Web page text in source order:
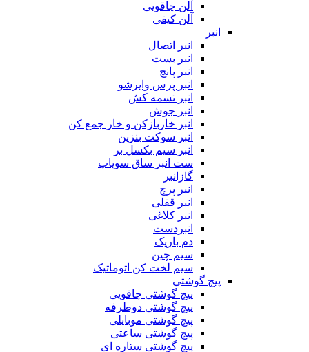
آلن چاقویی
آلن کیفی
انبر
انبر اتصال
انبر بست
انبر پانچ
انبر پرس وایرشو
انبر تسمه کش
انبر جوش
انبر خاربازکن و خار جمع کن
انبر سوکت بنزین
انبر سیم بکسل بر
ست انبر ساق سوپاپ
گازانبر
انبر پرچ
انبر قفلی
انبر کلاغی
انبردست
دم باریک
سیم چین
سیم لخت کن اتوماتیک
پیچ گوشتی
پیچ گوشتی چاقویی
پیچ گوشتی دوطرفه
پیچ گوشتی موبایلی
پیچ گوشتی ساعتی
پیچ گوشتی ستاره ای